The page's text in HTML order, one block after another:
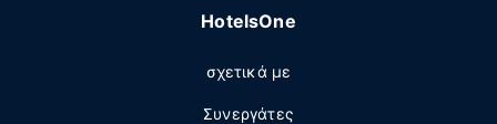
HotelsOne
σχετικά με
Συνεργάτες